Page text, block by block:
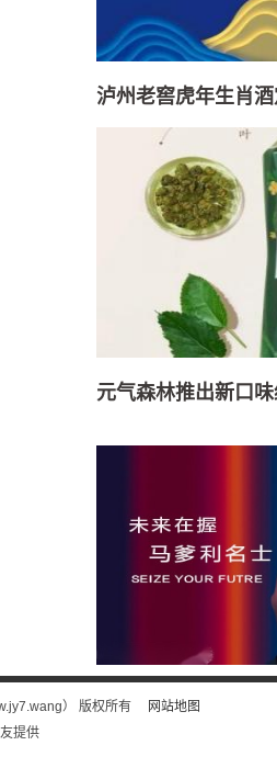
泸州老窖虎年生肖
元气森林推出新口
） 版权所有
网站地图
提供